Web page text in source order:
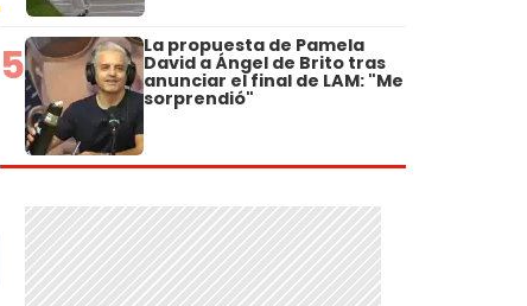
5 La propuesta de Pamela
David a Ángel de Brito tras
anunciar el final de LAM: "Me
sorprendió"